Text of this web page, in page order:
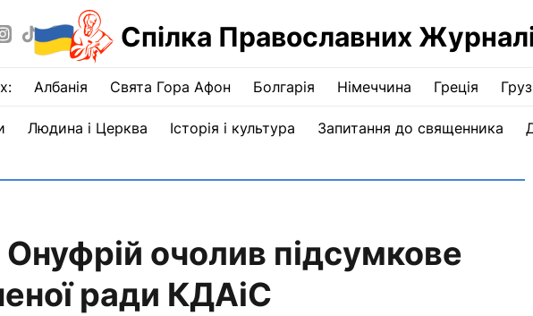
Спілка Православних
Албанія Свята Гора Афон Болгарія Німеччина Греція
Людина і Церква Історія і культура Запитання до священника
очолив підсумкове
ради КДАіС